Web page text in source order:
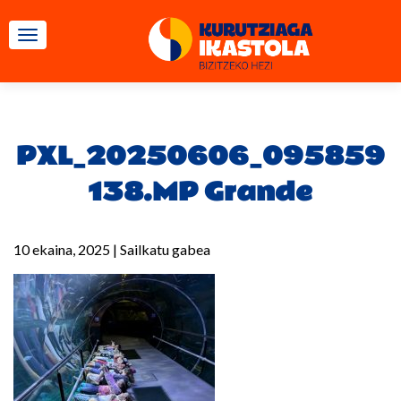
TOGGLE NAVIGATION
PXL_20250606_095859
138.MP Grande
10 ekaina, 2025 | Sailkatu gabea